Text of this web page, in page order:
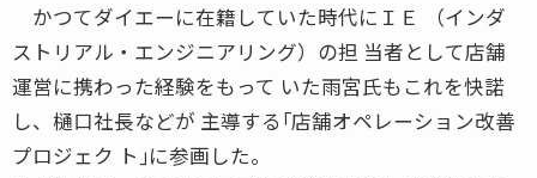
かつてダイエーに在籍していた時代にＩＥ （インダ
ストリアル・エンジニアリング）の担 当者として店舗
運営に携わった経験をもって いた雨宮氏もこれを快諾
し、樋口社長などが 主導する｢店舗オペレーション改善
プロジェク ト｣に参画した。